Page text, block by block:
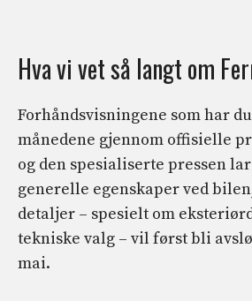
Hva vi vet så langt om
Forhåndsvisningene som har
månedene gjennom offisielle
og den spesialiserte pressen
generelle egenskaper ved
detaljer – spesielt om
tekniske valg – vil først bli
mai.